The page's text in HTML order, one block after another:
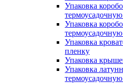
Упаковка
Упаковка
Упаковка
пленку
Упаковка
Упаковка